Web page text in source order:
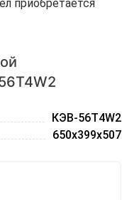
приобретается
КЭВ-56T4W2
650x399x507